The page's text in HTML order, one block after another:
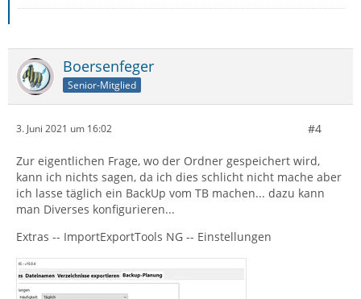
Boersenfeger
Senior-Mitglied
3. Juni 2021 um 16:02 #4
Zur eigentlichen Frage, wo der Ordner gespeichert wird,
kann ich nichts sagen, da ich dies schlicht nicht mache aber
ich lasse täglich ein BackUp vom TB machen... dazu kann
man Diverses konfigurieren...
Extras -- ImportExportTools NG -- Einstellungen